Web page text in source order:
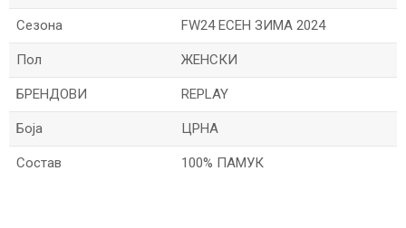
Сезона FW24 ЕСЕН ЗИМА 2024
Пол ЖЕНСКИ
БРЕНДОВИ REPLAY
Боја ЦРНА
Состав 100% ПАМУК